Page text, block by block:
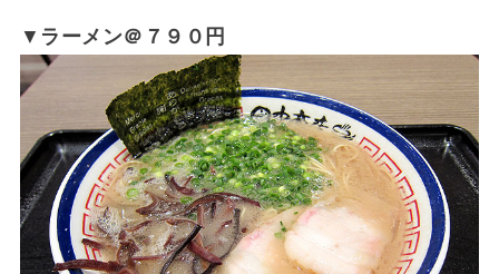
▼ ラーメン＠７９０円